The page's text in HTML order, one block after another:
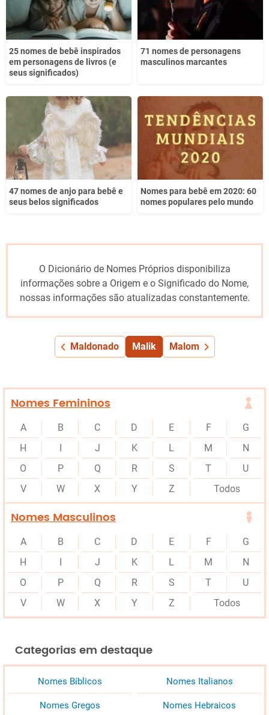
25 nomes de bebê inspirados
em personagens de livros (e
seus significados)
71 nomes de personagens
masculinos marcantes
47 nomes de anjo para bebê e
seus belos significados
Nomes para bebê em 2020: 60
nomes populares pelo mundo
O Dicionário de Nomes Próprios disponibiliza
informações sobre a Origem e o Significado do Nome,
nossas informações são atualizadas constantemente.
Maldonado Malik Malom
Nomes Femininos
A B C D E F
G
H
I J K L M
N
O
P Q R S T
U
V
W X Y Z Todos
Nomes Masculinos
A B C D E F
G
H
I J K L M
N
O
P Q R S T
U
V
W X Y Z Todos
Categorias em destaque
Nomes Bíblicos Nomes Italianos
Nomes Gregos Nomes Hebraicos